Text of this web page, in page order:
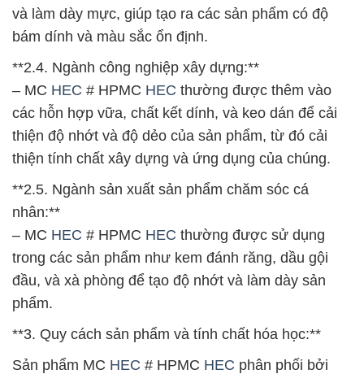
và làm dày mực, giúp tạo ra các sản phẩm có độ
bám dính và màu sắc ổn định.
**2.4. Ngành công nghiệp xây dựng:**
– MC HEC # HPMC HEC thường được thêm vào
các hỗn hợp vữa, chất kết dính, và keo dán để cải
thiện độ nhớt và độ dẻo của sản phẩm, từ đó cải
thiện tính chất xây dựng và ứng dụng của chúng.
**2.5. Ngành sản xuất sản phẩm chăm sóc cá
nhân:**
– MC HEC # HPMC HEC thường được sử dụng
trong các sản phẩm như kem đánh răng, dầu gội
đầu, và xà phòng để tạo độ nhớt và làm dày sản
phẩm.
**3. Quy cách sản phẩm và tính chất hóa học:**
Sản phẩm MC HEC # HPMC HEC phân phối bởi